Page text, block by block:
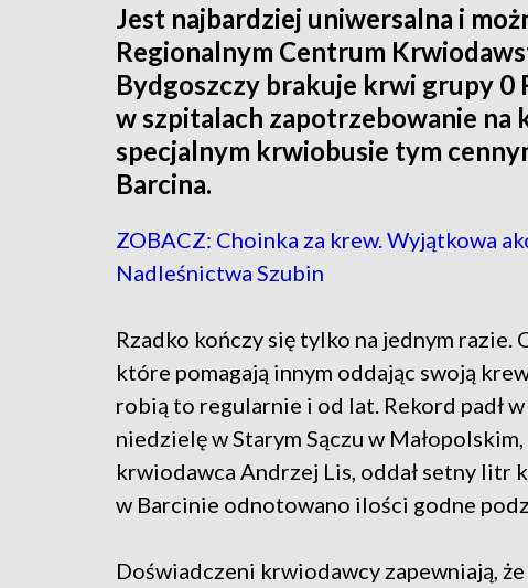
Jest najbardziej uniwersalna i
Regionalnym Centrum
Bydgoszczy brakuje krwi grupy 0
w szpitalach zapotrzebowanie na
specjalnym krwiobusie tym
Barcina.
ZOBACZ: Choinka za krew. Wyjątkowa
Nadleśnictwa Szubin
Rzadko kończy się tylko na jednym razie.
które pomagają innym oddając swoją
robią to regularnie i od lat. Rekord padł w
niedzielę w Starym Sączu w
krwiodawca Andrzej Lis, oddał setny litr
w Barcinie odnotowano ilości godne
Doświadczeni krwiodawcy zapewniają,